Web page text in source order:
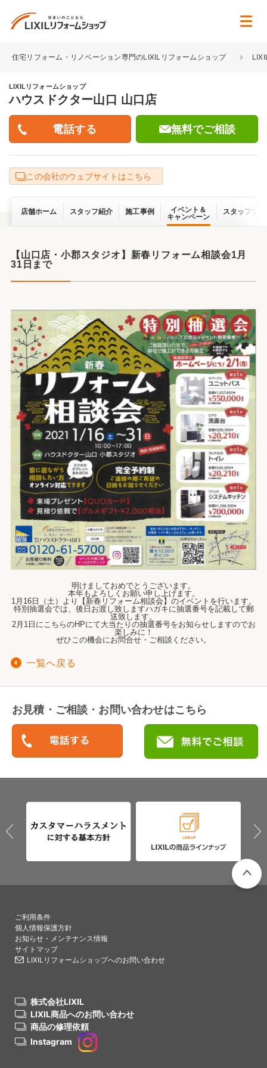
住宅リフォーム・リノベーション専門のLIXILリフォームショップ
LIXILリフォームショップ
ハウスドクター山口 山口店
無料でご相談
この会社のウェブサイトはこちら
店舗ホーム スタッフ紹介 施工事例
イベント＆
キャンペーン
スタッフブ
【山口店・小郡スタジオ】新春リフォーム相談会1月
31日まで
明けましておめでとうございます。
本年もよろしくお願い申し上げます。
1月16日（土）より【新春リフォーム相談会】のイベントを行います。
特別抽選会では、後日お渡し致しますハガキに抽選番号を記載して郵
送致します。
2月1日にこちらのHPにて大当たりの抽選番号をお知らせしますのでお
楽しみに！
ぜひこの機会にお問合せ・ご相談ください。
一覧へ戻る
お見積・ご相談・お問い合わせはこちら
ご利用条件
個人情報保護方針
お知らせ・メンテナンス情報
サイトマップ
LIXILリフォームショップへのお問い合わせ
株式会社LIXIL
LIXIL商品へのお問い合わせ
商品の修理依頼
Instagram